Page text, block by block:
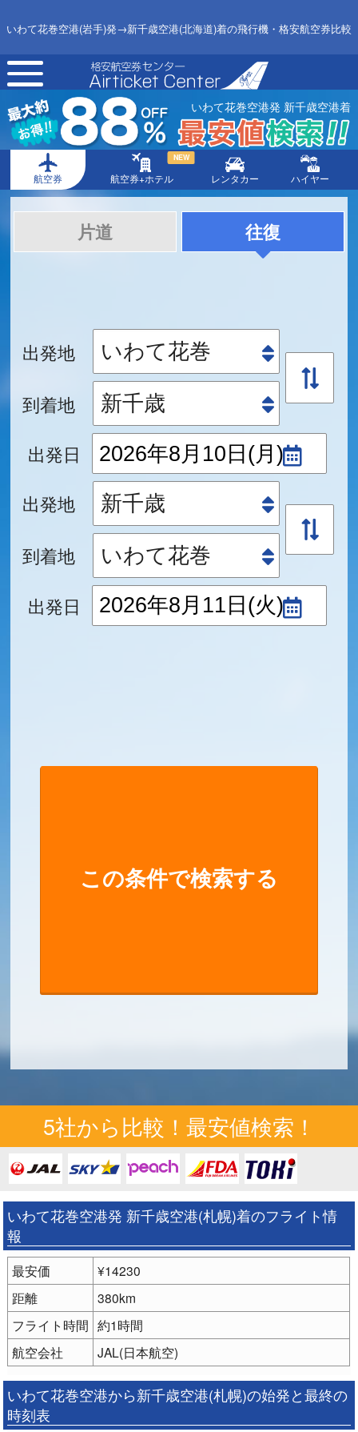
いわて花巻空港(岩手)発→新千歳空港(北海道)着の飛行機・格安航空券比較
toggle
navigation
いわて花巻空港発 新千歳空港着
航空券 航空券+ホテル
NEW
レンタカー ハイヤー
片道 往復
出発地
到着地
出発日
出発地
到着地
出発日
5社から比較！最安値検索！
いわて花巻空港発 新千歳空港(札幌)着のフライト情
報
最安価
¥14230
距離
380km
フライト時間 約1時間
航空会社
JAL(日本航空)
いわて花巻空港から新千歳空港(札幌)の始発と最終の
時刻表